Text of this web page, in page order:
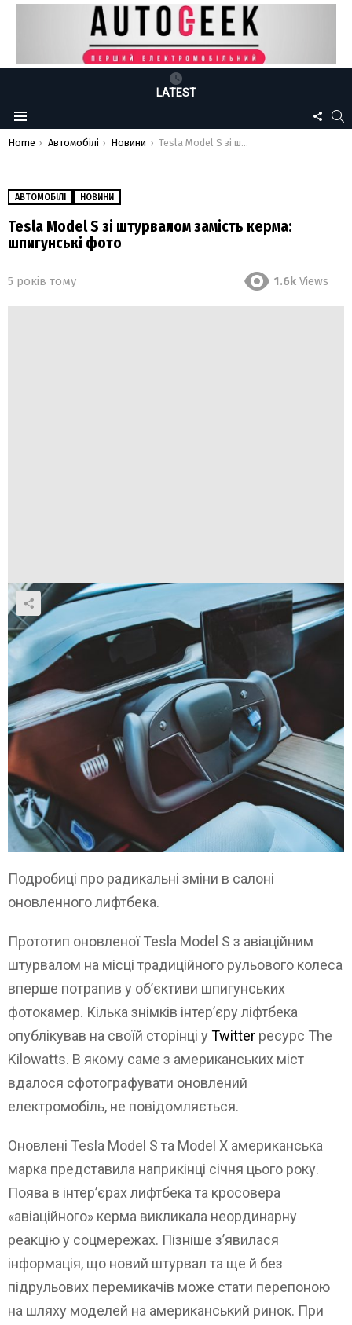
LATEST
Menu
US
You are here:
Home Автомобілі Новини Tesla Model S зі штурвалом замість керма: шпигунські фото
АВТОМОБІЛІ НОВИНИ
Tesla Model S зі штурвалом замість керма:
шпигунські фото
5 років тому 1.6k Views
Подробиці про радикальні зміни в салоні
оновленного лифтбека.
Прототип оновленої Tesla Model S з авіаційним
штурвалом на місці традиційного рульового колеса
вперше потрапив у об’єктиви шпигунських
фотокамер. Кілька знімків інтер’єру ліфтбека
опублікував на своїй сторінці у Twitter ресурс The
Kilowatts. В якому саме з американських міст
вдалося сфотографувати оновлений
електромобіль, не повідомляється.
Оновлені Tesla Model S та Model X американська
марка представила наприкінці січня цього року.
Поява в інтер’єрах лифтбека та кросовера
«авіаційного» керма викликала неординарну
реакцію у соцмережах. Пізніше з’явилася
інформація, що новий штурвал та ще й без
підрульових перемикачів може стати перепоною
на шляху моделей на американський ринок. При